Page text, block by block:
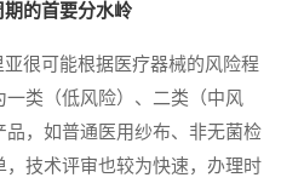
的首要分水岭
很可能根据医疗器械的风险程
类（低风险）、二类（中风
，如普通医用纱布、非无菌检
技术评审也较为快速，办理时